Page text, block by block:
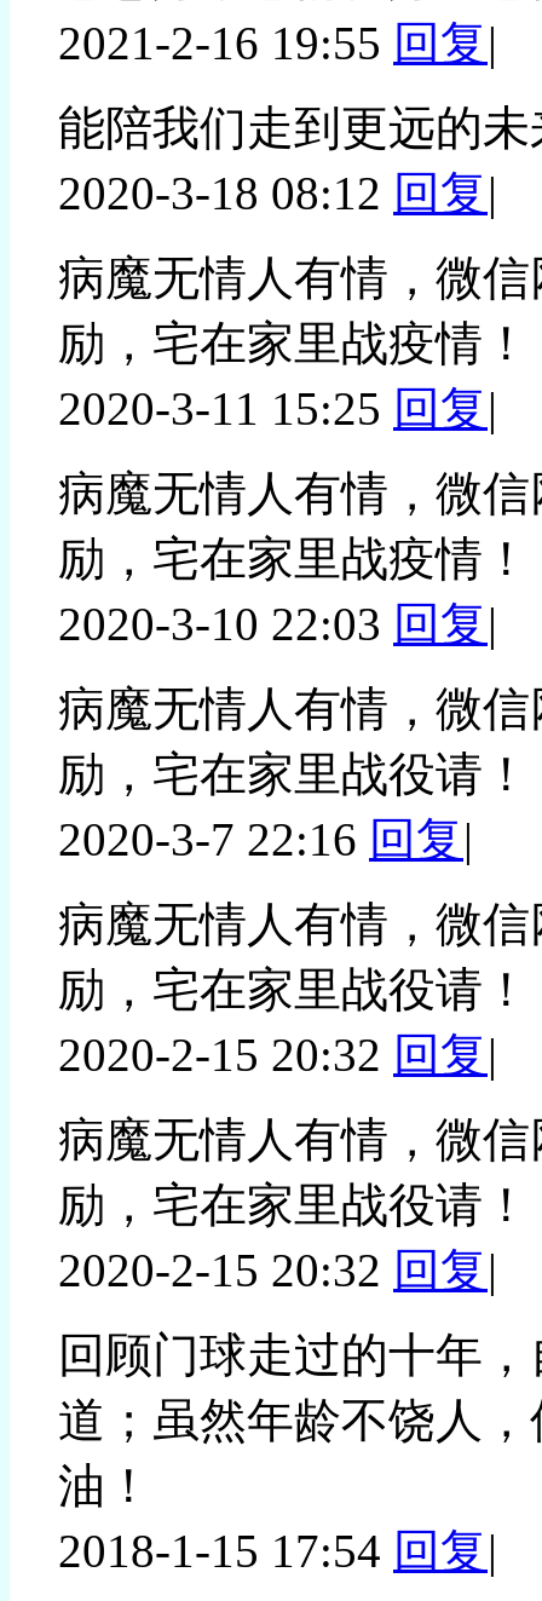
2021-2-16 19:55 回复|
能陪我们走到更远的
2020-3-18 08:12 回复|
病魔无情人有情，微
励，宅在家里战疫情！
2020-3-11 15:25 回复|
病魔无情人有情，微
励，宅在家里战疫情！
2020-3-10 22:03 回复|
病魔无情人有情，微
励，宅在家里战役请！
2020-3-7 22:16 回复|
病魔无情人有情，微
励，宅在家里战役请！
2020-2-15 20:32 回复|
病魔无情人有情，微
励，宅在家里战役请！
2020-2-15 20:32 回复|
回顾门球走过的十年
道；虽然年龄不饶人
油！
2018-1-15 17:54 回复|